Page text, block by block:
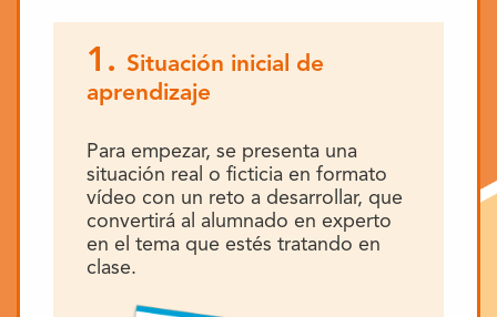
1. Situación inicial de
aprendizaje
Para empezar, se presenta una
situación real o ficticia en formato
vídeo con un reto a desarrollar, que
convertirá al alumnado en experto
en el tema que estés tratando en
clase.